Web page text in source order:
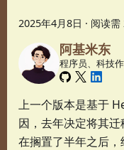
2025年4月8日 · 阅读需
阿基米东
程序员、科技
上一个版本是基于
因，去年决定将其
在搁置了半年之后